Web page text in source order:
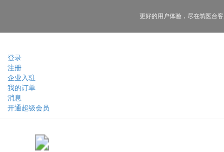
登录
注册
企业入驻
我的订单
消息
开通超级会员
更好的用户体验， 尽在筑医台